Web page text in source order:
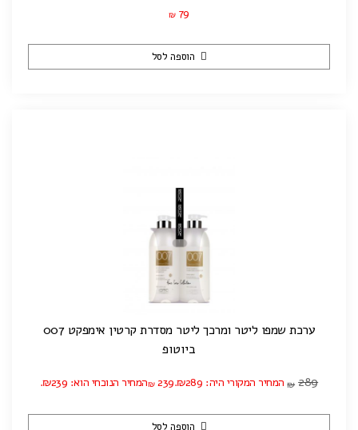
₪ 79
הוספה לסל
ערכת שמפו ליטר ומרכך ליטר מסדרת קרטין אימפקט 007
ביוטופ
₪ 289 המחיר המקורי היה: ₪289. ₪ 239 המחיר הנוכחי הוא: ₪239.
הוספה לסל